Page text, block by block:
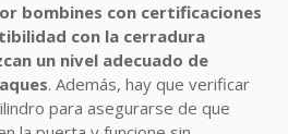
bombines con certificaciones
con la cerradura
un nivel adecuado de
. Además, hay que verificar
para asegurarse de que